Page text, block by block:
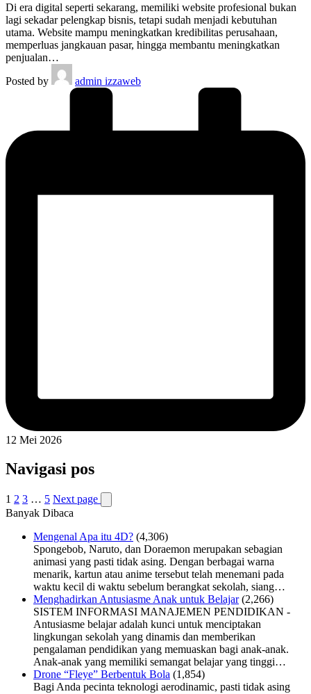
Di era digital seperti sekarang, memiliki website profesional bukan
lagi sekadar pelengkap bisnis, tetapi sudah menjadi kebutuhan
utama. Website mampu meningkatkan kredibilitas perusahaan,
memperluas jangkauan pasar, hingga membantu meningkatkan
penjualan…
Posted by
admin izzaweb
12 Mei 2026
Navigasi pos
1 2 3 … 5 Next page
Banyak Dibaca
Mengenal Apa itu 4D? (4,306)
Spongebob, Naruto, dan Doraemon merupakan sebagian
animasi yang pasti tidak asing. Dengan berbagai warna
menarik, kartun atau anime tersebut telah menemani pada
waktu kecil di waktu sebelum berangkat sekolah, siang…
Menghadirkan Antusiasme Anak untuk Belajar (2,266)
SISTEM INFORMASI MANAJEMEN PENDIDIKAN -
Antusiasme belajar adalah kunci untuk menciptakan
lingkungan sekolah yang dinamis dan memberikan
pengalaman pendidikan yang memuaskan bagi anak-anak.
Anak-anak yang memiliki semangat belajar yang tinggi…
Drone “Fleye” Berbentuk Bola (1,854)
Bagi Anda pecinta teknologi aerodinamic, pasti tidak asing